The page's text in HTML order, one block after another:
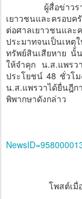
ผู้สื่อข่าวรายงา
เยาวชนและครอบ
ต่อศาลเยาวชนแ
ประมาทจนเป็นเหตุ
ทรัพย์สินเสียหาย นั้
ให้จำคุก น.ส.แพร
ประโยชน์ 48 ชั่วโ
น.ส.แพรวาได้ยื่นฎี
พิพากษาดังกล่าว
โพสต์เมื่